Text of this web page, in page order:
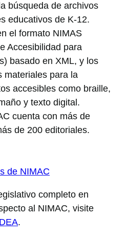
búsqueda de archivos
educativos de K-12.
el formato NIMAS
Accesibilidad para
basado en XML, y los
materiales para la
accesibles como braille,
y texto digital.
cuenta con más de
de 200 editoriales.
de NIMAC
completo en
al NIMAC, visite
.